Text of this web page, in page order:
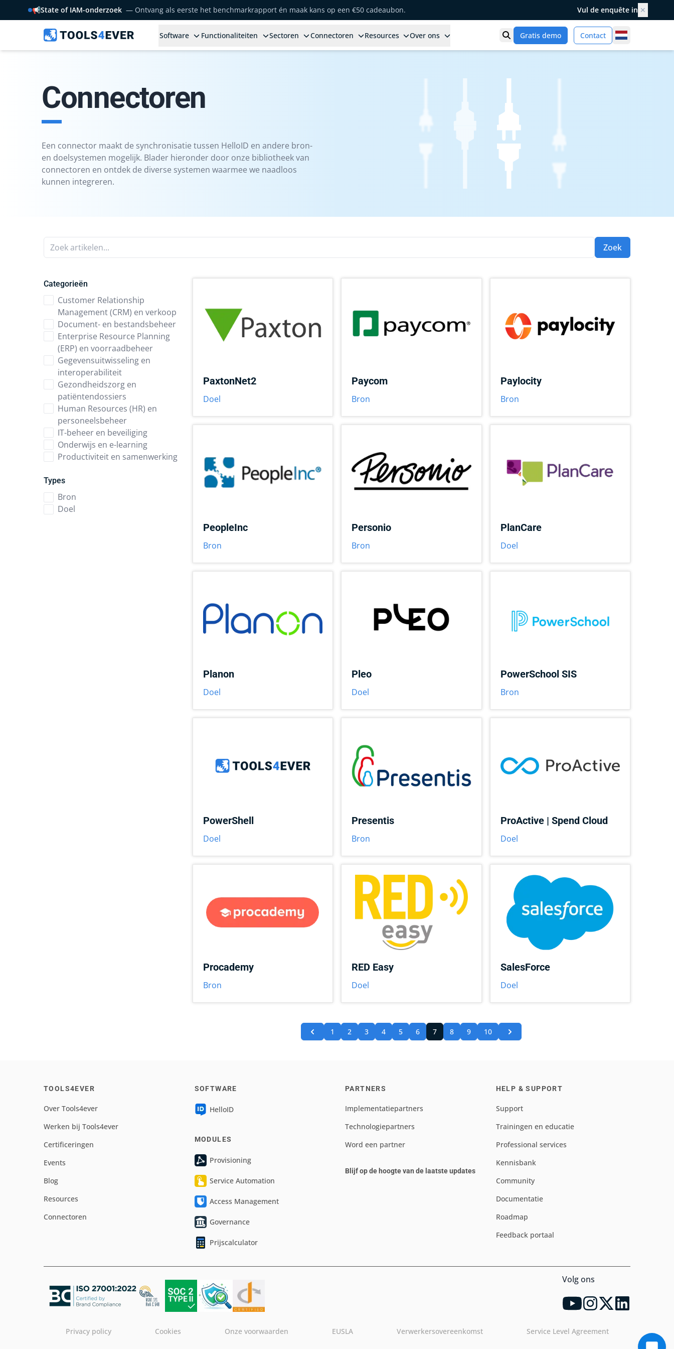
📢State of IAM-onderzoek — Ontvang als eerste het benchmarkrapport én maak kans op een €50 cadeaubon. Vul de enquête in ✕
Software Functionaliteiten Sectoren Connectoren Resources Over ons Toon zoek
Gratis demo Contact Netherlands
Connectoren
Een connector maakt de synchronisatie tussen HelloID en andere bron-
en doelsystemen mogelijk. Blader hieronder door onze bibliotheek van
connectoren en ontdek de diverse systemen waarmee we naadloos
kunnen integreren.
Zoek artikelen... Zoek
Categorieën
Customer Relationship
Management (CRM) en verkoop
Document- en bestandsbeheer
Enterprise Resource Planning
(ERP) en voorraadbeheer
Gegevensuitwisseling en
interoperabiliteit
Gezondheidszorg en
patiëntendossiers
Human Resources (HR) en
personeelsbeheer
IT-beheer en beveiliging
Onderwijs en e-learning
Productiviteit en samenwerking
Types
Bron
Doel
PaxtonNet2
Doel
Paycom
Bron
Paylocity
Bron
PeopleInc
Bron
Personio
Bron
PlanCare
Doel
Planon
Doel
Pleo
Doel
PowerSchool SIS
Bron
PowerShell
Doel
Presentis
Bron
ProActive | Spend Cloud
Doel
Procademy
Bron
RED Easy
Doel
SalesForce
Doel
1 2 3 4 5 6 7 8 9 10
TOOLS4EVER
Over Tools4ever
Werken bij Tools4ever
Certificeringen
Events
Blog
Resources
Connectoren
SOFTWARE
HelloID
MODULES
Provisioning
Service Automation
Access Management
Governance
Prijscalculator
PARTNERS
Implementatiepartners
Technologiepartners
Word een partner
Blijf op de hoogte van de laatste updates
HELP & SUPPORT
Support
Trainingen en educatie
Professional services
Kennisbank
Community
Documentatie
Roadmap
Feedback portaal
Volg ons
Privacy policy Cookies Onze voorwaarden EUSLA Verwerkersovereenkomst Service Level Agreement